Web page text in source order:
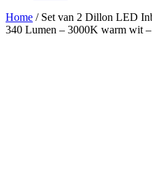
Home / Set van 2 Dillon LED
340 Lumen – 3000K warm wit